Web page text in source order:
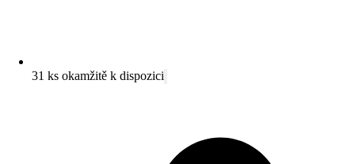
31 ks okamžitě k dispozici